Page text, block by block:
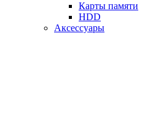
Карты памяти
HDD
Аксессуары